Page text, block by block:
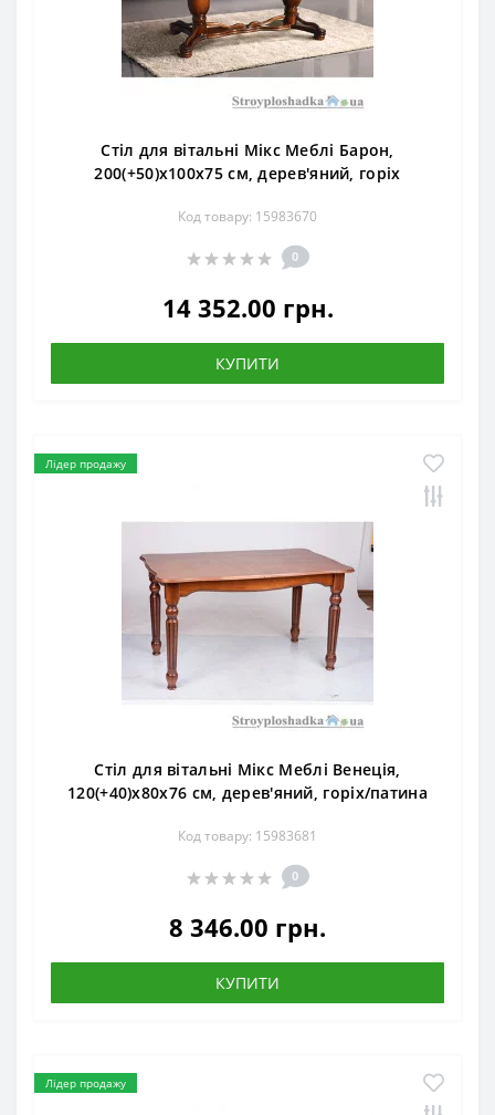
Стіл для вітальні Мікс Меблі Барон,
200(+50)x100x75 см, дерев'яний, горіх
Код товару: 15983670
0
14 352.00 грн.
КУПИТИ
Лідер продажу
Стіл для вітальні Мікс Меблі Венеція,
120(+40)x80x76 см, дерев'яний, горіх/патина
Код товару: 15983681
0
8 346.00 грн.
КУПИТИ
Лідер продажу